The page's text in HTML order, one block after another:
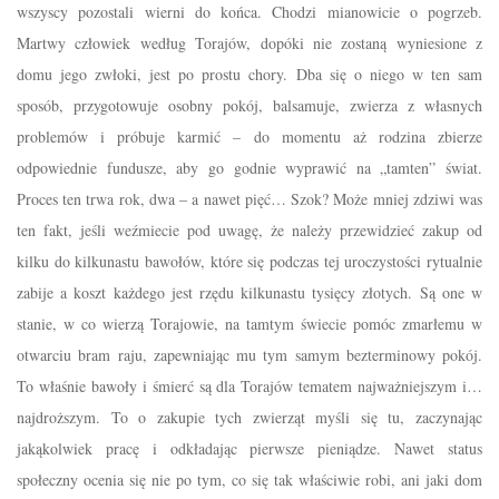
wszyscy pozostali wierni do końca. Chodzi mianowicie o pogrzeb.
Martwy człowiek według Torajów, dopóki nie zostaną wyniesione z
domu jego zwłoki, jest po prostu chory. Dba się o niego w ten sam
sposób, przygotowuje osobny pokój, balsamuje, zwierza z własnych
problemów i próbuje karmić – do momentu aż rodzina zbierze
odpowiednie fundusze, aby go godnie wyprawić na „tamten” świat.
Proces ten trwa rok, dwa – a nawet pięć… Szok? Może mniej zdziwi was
ten fakt, jeśli weźmiecie pod uwagę, że należy przewidzieć zakup od
kilku do kilkunastu bawołów, które się podczas tej uroczystości rytualnie
zabije a koszt każdego jest rzędu kilkunastu tysięcy złotych. Są one w
stanie, w co wierzą Torajowie, na tamtym świecie pomóc zmarłemu w
otwarciu bram raju, zapewniając mu tym samym bezterminowy pokój.
To właśnie bawoły i śmierć są dla Torajów tematem najważniejszym i…
najdroższym. To o zakupie tych zwierząt myśli się tu, zaczynając
jakąkolwiek pracę i odkładając pierwsze pieniądze. Nawet status
społeczny ocenia się nie po tym, co się tak właściwie robi, ani jaki dom